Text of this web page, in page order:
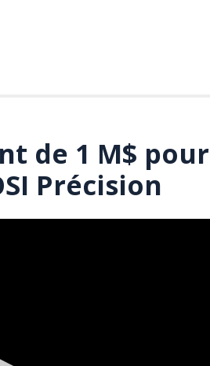
de 1 M$ pour
Précision